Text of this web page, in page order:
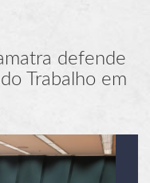
defende
Trabalho em